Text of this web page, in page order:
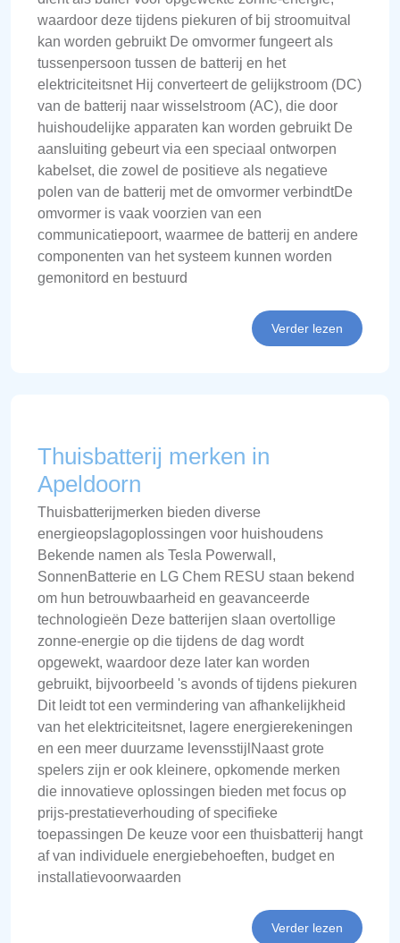
waardoor deze tijdens piekuren of bij stroomuitval
kan worden gebruikt De omvormer fungeert als
tussenpersoon tussen de batterij en het
elektriciteitsnet Hij converteert de gelijkstroom (DC)
van de batterij naar wisselstroom (AC), die door
huishoudelijke apparaten kan worden gebruikt De
aansluiting gebeurt via een speciaal ontworpen
kabelset, die zowel de positieve als negatieve
polen van de batterij met de omvormer verbindtDe
omvormer is vaak voorzien van een
communicatiepoort, waarmee de batterij en andere
componenten van het systeem kunnen worden
gemonitord en bestuurd
Verder lezen
Thuisbatterij merken in
Apeldoorn
Thuisbatterijmerken bieden diverse
energieopslagoplossingen voor huishoudens
Bekende namen als Tesla Powerwall,
SonnenBatterie en LG Chem RESU staan bekend
om hun betrouwbaarheid en geavanceerde
technologieën Deze batterijen slaan overtollige
zonne-energie op die tijdens de dag wordt
opgewekt, waardoor deze later kan worden
gebruikt, bijvoorbeeld 's avonds of tijdens piekuren
Dit leidt tot een vermindering van afhankelijkheid
van het elektriciteitsnet, lagere energierekeningen
en een meer duurzame levensstijlNaast grote
spelers zijn er ook kleinere, opkomende merken
die innovatieve oplossingen bieden met focus op
prijs-prestatieverhouding of specifieke
toepassingen De keuze voor een thuisbatterij hangt
af van individuele energiebehoeften, budget en
installatievoorwaarden
Verder lezen